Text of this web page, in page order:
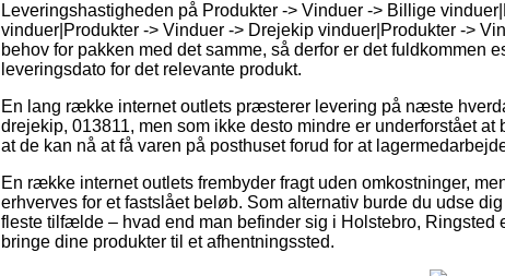
Leveringshastigheden på Produkter -> Vinduer -> Billige
vinduer|Produkter -> Vinduer -> Drejekip vinduer|Produkter ->
behov for pakken med det samme, så derfor er det fuldkommen
leveringsdato for det relevante produkt.
En lang række internet outlets præsterer levering på næste
drejekip, 013811, men som ikke desto mindre er underforstået
at de kan nå at få varen på posthuset forud for at
En række internet outlets frembyder fragt uden omkostninger,
erhverves for et fastslået beløb. Som alternativ burde du udse
fleste tilfælde – hvad end man befinder sig i Holstebro, Ringsted
bringe dine produkter til et afhentningssted.